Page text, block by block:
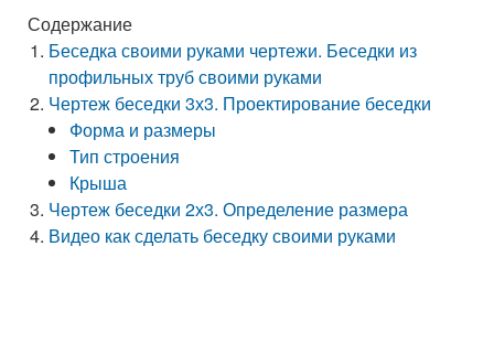
Содержание
Беседка своими руками чертежи. Беседки из
профильных труб своими руками
Чертеж беседки 3х3. Проектирование беседки
Форма и размеры
Тип строения
Крыша
Чертеж беседки 2х3. Определение размера
Видео как сделать беседку своими руками